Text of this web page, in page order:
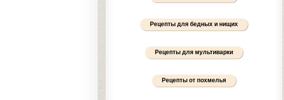
Рецепты для бедных и нищих
Рецепты для мультиварки
Рецепты от похмелья